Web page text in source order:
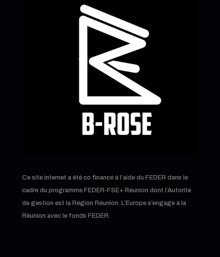
Ce site internet a été co financé à l’aide du FEDER dans le
cadre du programme FEDER-FSE+ Réunion dont l’Autorité
de gestion est la Région Réunion. L’Europe s’engage à la
Réunion avec le fonds FEDER.